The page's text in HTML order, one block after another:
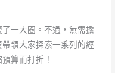
一大圈。不過，無需擔
領大家探索一系列的經
算而打折！